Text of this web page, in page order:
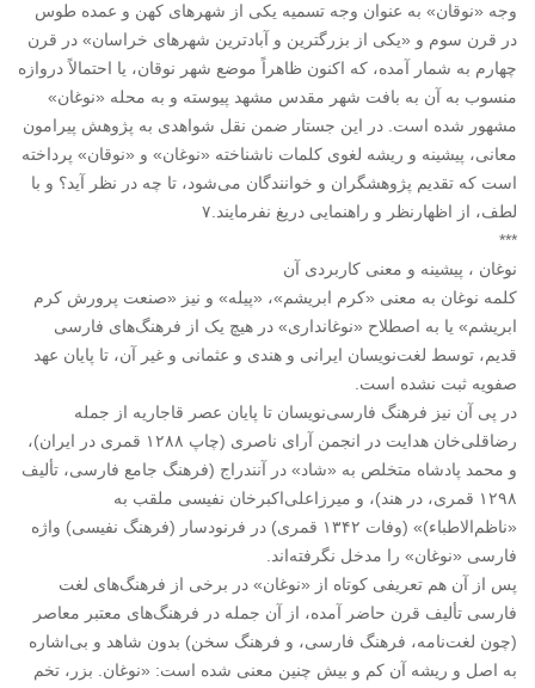
وجه «نوقان» به عنوان وجه تسمیه‌ یکی از شهرهای کهن و عمده طوس
در قرن سوم و «یکی از بزرگترین و آبادترین شهرهای خراسان» در قرن
چهارم به شمار آمده، که اکنون ظاهراً موضع شهر نوقان، یا احتمالاً دروازه
منسوب به آن به بافت شهر مقدس مشهد پیوسته و به محله «نوغان»
مشهور شده است. در این جستار ضمن نقل شواهدی به پژوهش پیرامون
معانی، پیشینه و ریشه لغوی کلمات ناشناخته «نوغان» و «نوقان» پرداخته
است که تقدیم پژوهشگران و خوانندگان می‌شود، تا چه در نظر آید؟ و با
لطف، از اظهارنظر و راهنمایی دریغ نفرمایند.۷
‏***
نوغان ، پیشینه و معنی کاربردی آن
کلمه نوغان به معنی «کرم ابریشم»، «پیله» و نیز «صنعت پرورش کرم
ابریشم» یا به اصطلاح «نوغانداری» در هیچ یک از فرهنگ‌های فارسی
قدیم، توسط لغت‌نویسان ایرانی و هندی و عثمانی و غیر آن، تا پایان عهد
صفویه ثبت نشده است.
در پی آن نیز فرهنگ فارسی‌نویسان تا پایان عصر قاجاریه از جمله
رضاقلی‌خان هدایت در انجمن آرای ناصری (چاپ ۱۲۸۸ قمری در ایران)،
و محمد پادشاه متخلص به «شاد» در آنندراج (فرهنگ جامع فارسی، تألیف
۱۲۹۸ قمری، در هند)، و میرزاعلی‌اکبرخان نفیسی ملقب به
«ناظم‌الاطباء)» (وفات ۱۳۴۲ قمری) در فرنودسار (فرهنگ نفیسی) واژه
فارسی «نوغان» را مدخل نگرفته‌اند.
پس از آن هم تعریفی کوتاه از «نوغان» در برخی از فرهنگ‌های لغت
فارسی تألیف قرن حاضر آمده، از آن جمله در فرهنگ‌های معتبر معاصر
(چون لغت‌نامه، فرهنگ فارسی، و فرهنگ سخن) بدون شاهد و بی‌اشاره
به اصل و ریشه آن کم و بیش چنین معنی شده است: «نوغان. بزر، تخم